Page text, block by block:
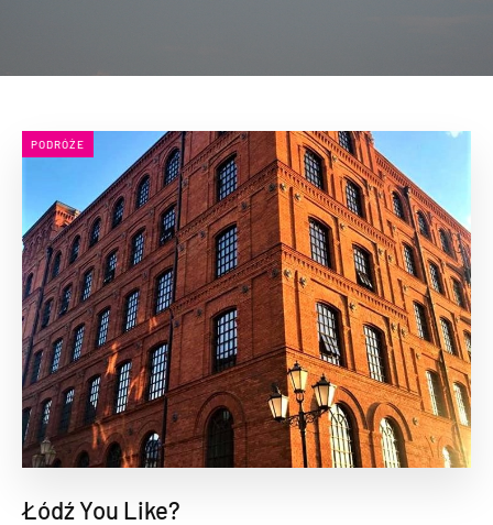
PODRÓŻE
Łódź You Like?